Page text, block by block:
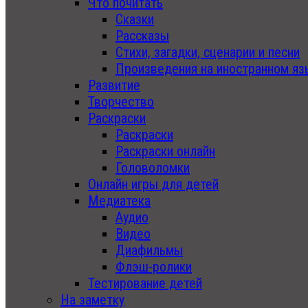
Сказки
Рассказы
Стихи, загадки, сценарии и песни
Произведения на иностранном
Развитие
Творчество
Раскраски
Раскраски
Раскраски онлайн
Головоломки
Онлайн игры для детей
Медиатека
Аудио
Видео
Диафильмы
Флэш-ролики
Тестирование детей
На заметку